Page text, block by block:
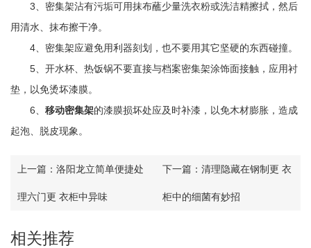
3、密集架沾有污垢可用抹布蘸少量洗衣粉或洗洁精擦拭，然后
用清水、抹布擦干净。
4、密集架应避免用利器刻划，也不要用其它坚硬的东西碰撞。
5、开水杯、热饭锅不要直接与档案密集架涂饰面接触，应用衬
垫，以免烫坏漆膜。
6、 移动密集架的漆膜损坏处应及时补漆，以免木材膨胀，造成
起泡、脱皮现象。
上一篇： 洛阳龙立简单便捷处
理六门更 衣柜中异味
下一篇： 清理隐藏在钢制更 衣
柜中的细菌有妙招
相关推荐